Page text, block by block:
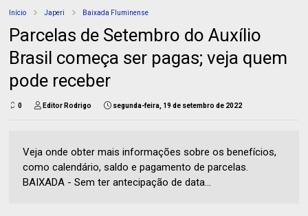
Início Japeri Baixada Fluminense
Parcelas de Setembro do Auxílio
Brasil começa ser pagas; veja quem
pode receber
0 Editor Rodrigo segunda-feira, 19 de setembro de 2022
Veja onde obter mais informações sobre os benefícios,
como calendário, saldo e pagamento de parcelas.
BAIXADA - Sem ter antecipação de data...